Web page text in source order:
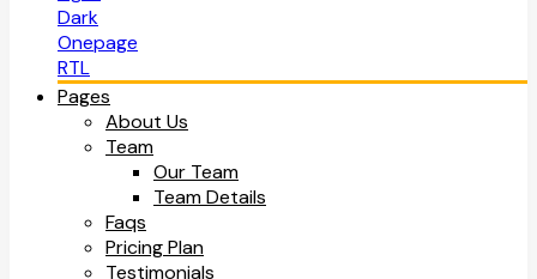
Dark
Onepage
RTL
Pages
About Us
Team
Our Team
Team Details
Faqs
Pricing Plan
Testimonials